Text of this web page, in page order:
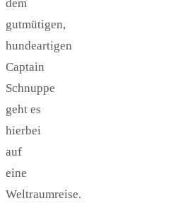
dem
gutmütigen,
hundeartigen
Captain
Schnuppe
geht es
hierbei
auf
eine
Weltraumreise.